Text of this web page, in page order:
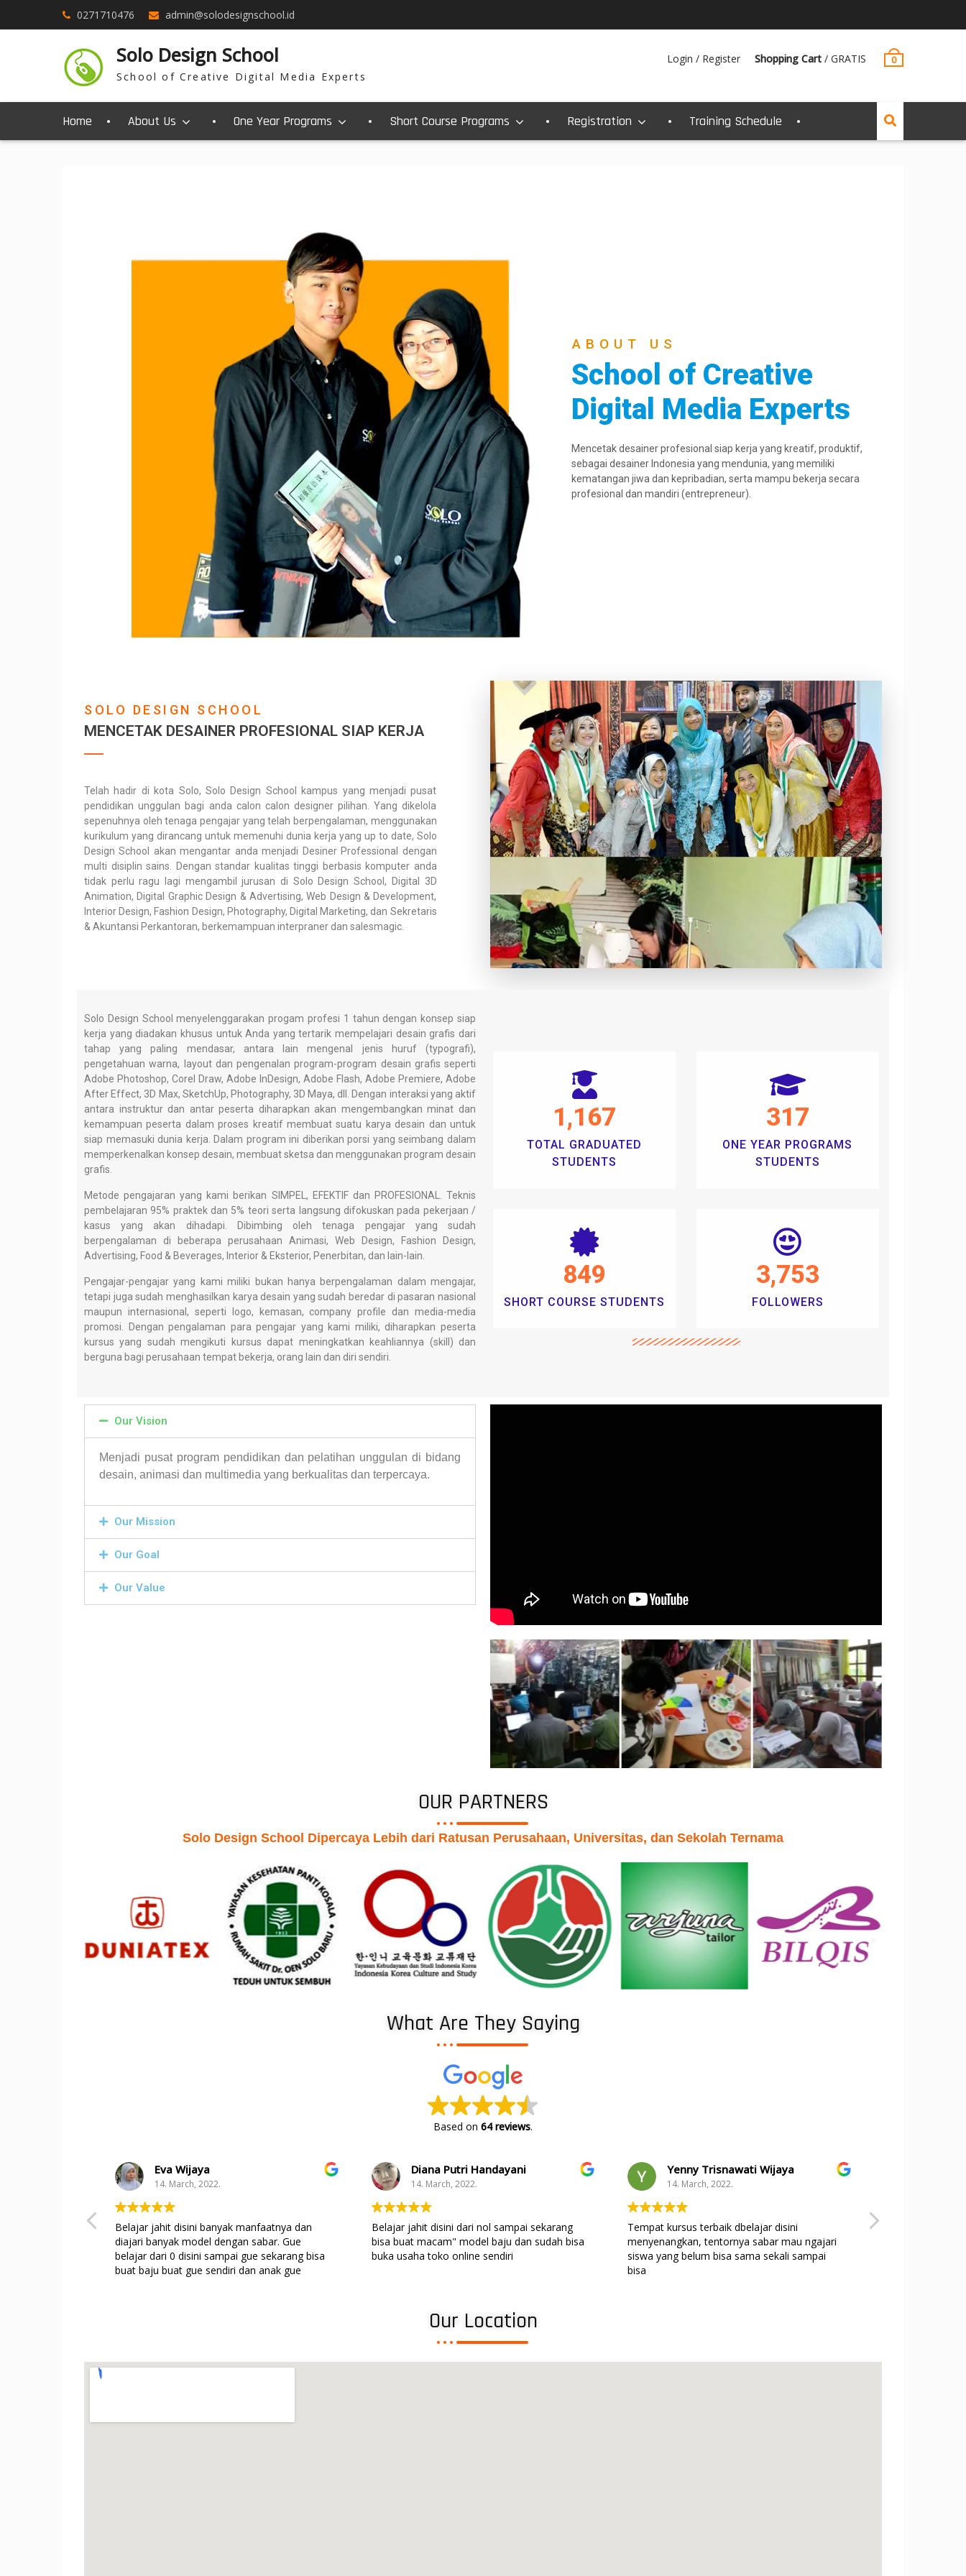
0271710476 admin@solodesignschool.id
Solo Design School
School of Creative Digital Media Experts
Login / Register Shopping Cart / GRATIS 0
Home About Us One Year Programs Short Course Programs Registration Training Schedule
ABOUT US
School of Creative
Digital Media Experts
Mencetak desainer profesional siap kerja yang kreatif, produktif,
sebagai desainer Indonesia yang mendunia, yang memiliki
kematangan jiwa dan kepribadian, serta mampu bekerja secara
profesional dan mandiri (entrepreneur).
SOLO DESIGN SCHOOL
MENCETAK DESAINER PROFESIONAL SIAP KERJA
Telah hadir di kota Solo, Solo Design School kampus yang menjadi pusat
pendidikan unggulan bagi anda calon calon designer pilihan. Yang dikelola
sepenuhnya oleh tenaga pengajar yang telah berpengalaman, menggunakan
kurikulum yang dirancang untuk memenuhi dunia kerja yang up to date, Solo
Design School akan mengantar anda menjadi Desiner Professional dengan
multi disiplin sains. Dengan standar kualitas tinggi berbasis komputer anda
tidak perlu ragu lagi mengambil jurusan di Solo Design School, Digital 3D
Animation, Digital Graphic Design & Advertising, Web Design & Development,
Interior Design, Fashion Design, Photography, Digital Marketing, dan Sekretaris
& Akuntansi Perkantoran, berkemampuan interpraner dan salesmagic.
Solo Design School menyelenggarakan progam profesi 1 tahun dengan konsep siap
kerja yang diadakan khusus untuk Anda yang tertarik mempelajari desain grafis dari
tahap yang paling mendasar, antara lain mengenal jenis huruf (typografi),
pengetahuan warna, layout dan pengenalan program-program desain grafis seperti
Adobe Photoshop, Corel Draw, Adobe InDesign, Adobe Flash, Adobe Premiere, Adobe
After Effect, 3D Max, SketchUp, Photography, 3D Maya, dll. Dengan interaksi yang aktif
antara instruktur dan antar peserta diharapkan akan mengembangkan minat dan
kemampuan peserta dalam proses kreatif membuat suatu karya desain dan untuk
siap memasuki dunia kerja. Dalam program ini diberikan porsi yang seimbang dalam
memperkenalkan konsep desain, membuat sketsa dan menggunakan program desain
grafis.
Metode pengajaran yang kami berikan SIMPEL, EFEKTIF dan PROFESIONAL. Teknis
pembelajaran 95% praktek dan 5% teori serta langsung difokuskan pada pekerjaan /
kasus yang akan dihadapi. Dibimbing oleh tenaga pengajar yang sudah
berpengalaman di beberapa perusahaan Animasi, Web Design, Fashion Design,
Advertising, Food & Beverages, Interior & Eksterior, Penerbitan, dan lain-lain.
Pengajar-pengajar yang kami miliki bukan hanya berpengalaman dalam mengajar,
tetapi juga sudah menghasilkan karya desain yang sudah beredar di pasaran nasional
maupun internasional, seperti logo, kemasan, company profile dan media-media
promosi. Dengan pengalaman para pengajar yang kami miliki, diharapkan peserta
kursus yang sudah mengikuti kursus dapat meningkatkan keahliannya (skill) dan
berguna bagi perusahaan tempat bekerja, orang lain dan diri sendiri.
1,168
TOTAL GRADUATED
STUDENTS
318
ONE YEAR PROGRAMS
STUDENTS
850
SHORT COURSE STUDENTS
3,754
FOLLOWERS
Our Vision
Menjadi pusat program pendidikan dan pelatihan unggulan di bidang
desain, animasi dan multimedia yang berkualitas dan terpercaya.
Our Mission
Our Goal
Our Value
OUR PARTNERS
Solo Design School Dipercaya Lebih dari Ratusan Perusahaan, Universitas, dan Sekolah Ternama
What Are They Saying
Based on 64 reviews.
Eva Wijaya
14. March, 2022.
Belajar jahit disini banyak manfaatnya dan
diajari banyak model dengan sabar. Gue
belajar dari 0 disini sampai gue sekarang bisa
buat baju buat gue sendiri dan anak gue
Diana Putri Handayani
14. March, 2022.
Belajar jahit disini dari nol sampai sekarang
bisa buat macam" model baju dan sudah bisa
buka usaha toko online sendiri
Yenny Trisnawati Wijaya
14. March, 2022.
Tempat kursus terbaik dbelajar disini
menyenangkan, tentornya sabar mau ngajari
siswa yang belum bisa sama sekali sampai
bisa
Our Location